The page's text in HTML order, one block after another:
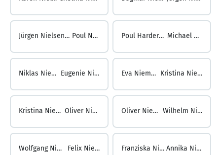
Jürgen Nielsen-Sikora ... Poul Nielsen Poul Harder Nielsen ... Michael Niemand
Niklas Niemand ... Eugenie Niemann Eva Niemann ... Kristina Niemann
Kristina Niemann ... Oliver Niemann Oliver Niemann ... Wilhelm Niemann
Wolfgang Niemann ... Felix Niemeier Franziska Niemeier ... Annika Niemerski